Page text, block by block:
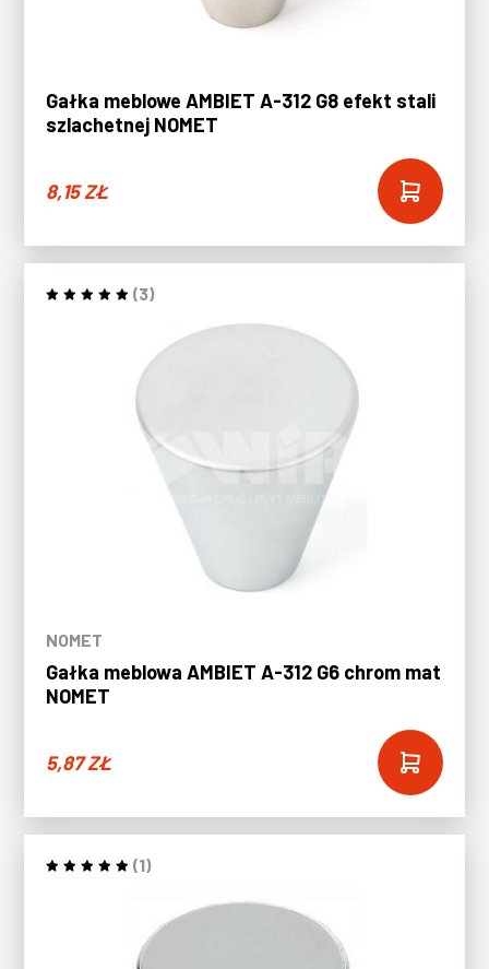
Gałka meblowe AMBIET A-312 G8 efekt stali
szlachetnej NOMET
8,15ZŁ
(3)
NOMET
Gałka meblowa AMBIET A-312 G6 chrom mat
NOMET
5,87ZŁ
(1)